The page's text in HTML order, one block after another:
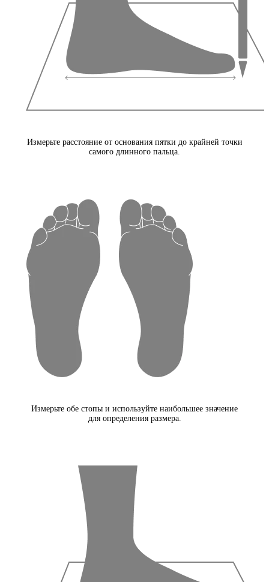
Измерьте расстояние от основания пятки до крайней точки
самого длинного пальца.
Измерьте обе стопы и используйте наибольшее значение
для определения размера.